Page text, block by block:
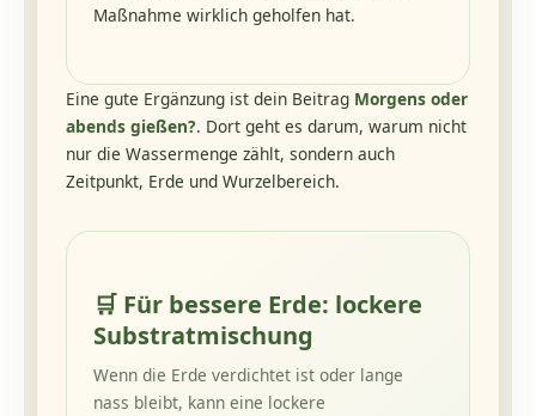
Maßnahme wirklich geholfen hat.
Eine gute Ergänzung ist dein Beitrag Morgens oder
abends gießen?. Dort geht es darum, warum nicht
nur die Wassermenge zählt, sondern auch
Zeitpunkt, Erde und Wurzelbereich.
🛒 Für bessere Erde: lockere
Substratmischung
Wenn die Erde verdichtet ist oder lange
nass bleibt, kann eine lockere